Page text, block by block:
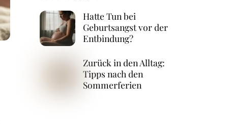
Hatte Tun bei
Geburtsangst vor der
Entbindung?
Zurück in den Alltag:
Tipps nach den
Sommerferien